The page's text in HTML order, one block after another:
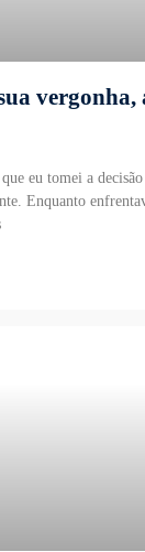
vergonha,
eu tomei a
Enquanto